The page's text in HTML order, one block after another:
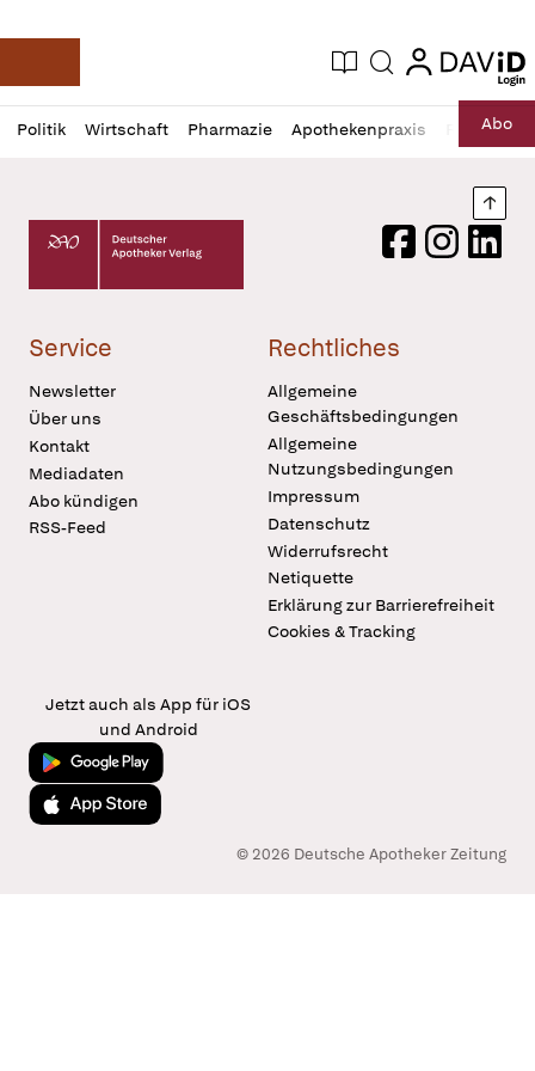
Deutsche Apotheker Zeitung
Aktuelle Ausgabe
Suche login
login
Politik Wirtschaft Pharmazie Apothekenpraxis RechtAbo
Profil
öffnen
Daz
Pur
Deutscher Apotheker Verlag Logo
FacebookInstagram
Service
Newsletter
Über uns
Kontakt
Mediadaten
Abo kündigen
RSS-Feed
Rechtliches
Allgemeine
Geschäftsbedingungen
Allgemeine
Nutzungsbedingungen
Impressum
Datenschutz
Widerrufsrecht
Netiquette
Erklärung zur Barrierefreiheit
Cookies & Tracking
Jetzt auch als App für iOS
und Android
Jetzt bei Google Play
Laden im App Store
© 2026 Deutsche Apotheker Zeitung